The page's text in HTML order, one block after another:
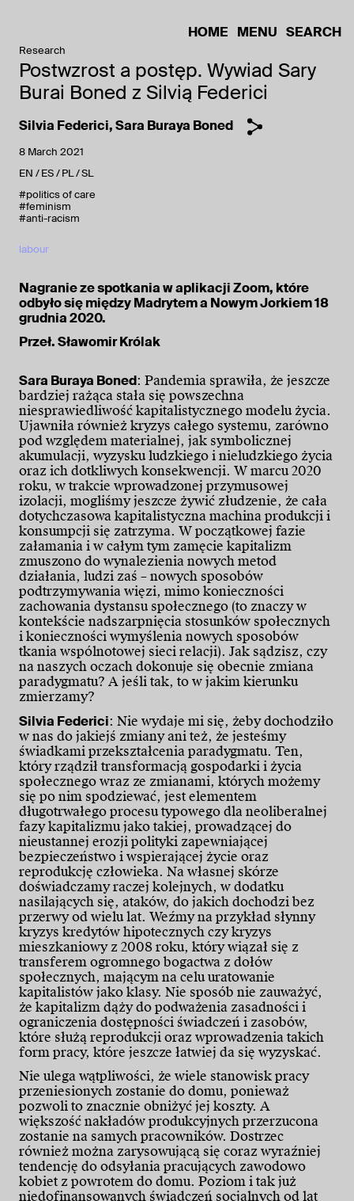
HOME MENU SEARCH
Research
Postwzrost a postęp. Wywiad Sary
Burai Boned z Silvią Federici
Silvia Federici,Sara Buraya Boned
8 March 2021
EN
ES PL SL
#politics of care
#feminism
#anti-racism
labour
Nagranie ze spotkania w aplikacji Zoom, które
odbyło się między Madrytem a Nowym Jorkiem 18
grudnia 2020.
Przeł. Sławomir Królak
Sara Buraya Boned: Pandemia sprawiła, że jeszcze
bardziej rażąca stała się powszechna
niesprawiedliwość kapitalistycznego modelu życia.
Ujawniła również kryzys całego systemu, zarówno
pod względem materialnej, jak symbolicznej
akumulacji, wyzysku ludzkiego i nieludzkiego życia
oraz ich dotkliwych konsekwencji. W marcu 2020
roku, w trakcie wprowadzonej przymusowej
izolacji, mogliśmy jeszcze żywić złudzenie, że cała
dotychczasowa kapitalistyczna machina produkcji i
konsumpcji się zatrzyma. W początkowej fazie
załamania i w całym tym zamęcie kapitalizm
zmuszono do wynalezienia nowych metod
działania, ludzi zaś – nowych sposobów
podtrzymywania więzi, mimo konieczności
zachowania dystansu społecznego (to znaczy w
kontekście nadszarpnięcia stosunków społecznych
i konieczności wymyślenia nowych sposobów
tkania wspólnotowej sieci relacji). Jak sądzisz, czy
na naszych oczach dokonuje się obecnie zmiana
paradygmatu? A jeśli tak, to w jakim kierunku
zmierzamy?
Silvia Federici: Nie wydaje mi się, żeby dochodziło
w nas do jakiejś zmiany ani też, że jesteśmy
świadkami przekształcenia paradygmatu. Ten,
który rządził transformacją gospodarki i życia
społecznego wraz ze zmianami, których możemy
się po nim spodziewać, jest elementem
długotrwałego procesu typowego dla neoliberalnej
fazy kapitalizmu jako takiej, prowadzącej do
nieustannej erozji polityki zapewniającej
bezpieczeństwo i wspierającej życie oraz
reprodukcję człowieka. Na własnej skórze
doświadczamy raczej kolejnych, w dodatku
nasilających się, ataków, do jakich dochodzi bez
przerwy od wielu lat. Weźmy na przykład słynny
kryzys kredytów hipotecznych czy kryzys
mieszkaniowy z 2008 roku, który wiązał się z
transferem ogromnego bogactwa z dołów
społecznych, mającym na celu uratowanie
kapitalistów jako klasy. Nie sposób nie zauważyć,
że kapitalizm dąży do podważenia zasadności i
ograniczenia dostępności świadczeń i zasobów,
które służą reprodukcji oraz wprowadzenia takich
form pracy, które jeszcze łatwiej da się wyzyskać.
Nie ulega wątpliwości, że wiele stanowisk pracy
przeniesionych zostanie do domu, ponieważ
pozwoli to znacznie obniżyć jej koszty. A
większość nakładów produkcyjnych przerzucona
zostanie na samych pracowników. Dostrzec
również można zarysowującą się coraz wyraźniej
tendencję do odsyłania pracujących zawodowo
kobiet z powrotem do domu. Poziom i tak już
niedofinansowanych świadczeń socjalnych od lat